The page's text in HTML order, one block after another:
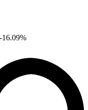
-16.09%